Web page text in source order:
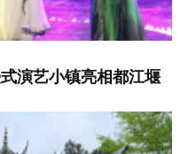
演艺小镇亮相都江堰